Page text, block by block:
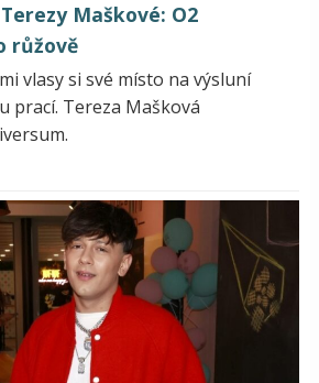
Maškové: O2
růžově
vlasy si své místo na výsluní
prací. Tereza Mašková